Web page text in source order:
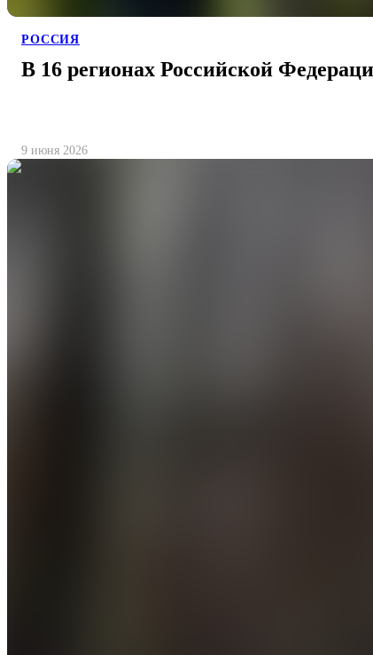
РОССИЯ
В 16 регионах Российской
9 июня 2026